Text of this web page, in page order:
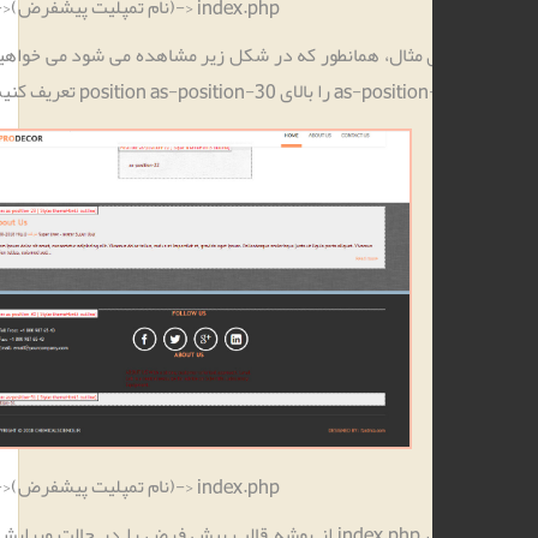
برای مثال، همانطور که در شکل زیر مشاهده می شود می­ خواهیم position
templates->(نام تمپلیت پیشفرض)-> index.php